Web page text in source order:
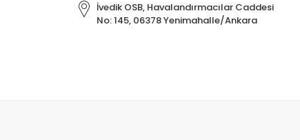
İvedik OSB, Havalandırmacılar Caddesi
No: 145, 06378 Yenimahalle/Ankara